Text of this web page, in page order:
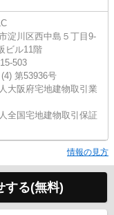
淀川区西中島５丁目9-
ビル11階
503
第53936号
大阪府宅地建物取引業
全国宅地建物取引保証
情報の見方
する(無料)